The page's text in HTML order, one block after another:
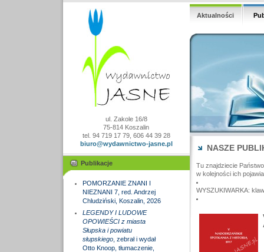
ul. Zakole 16/8
75-814 Koszalin
tel. 94 719 17 79, 606 44 39 28
biuro@wydawnictwo-jasne.pl
Publikacje
POMORZANIE ZNANI I
NIEZNANI 7, red. Andrzej
Chludziński, Koszalin, 2026
LEGENDY I LUDOWE
OPOWIEŚCI z miasta
Słupska i powiatu
słupskiego, zebrał i wydał
Otto Knoop, tłumaczenie,
Aktualności
NASZE
Tu znajdziecie
w kolejności ich
WYSZUKIWARKA: